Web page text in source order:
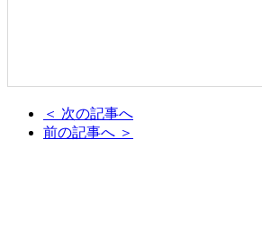
＜ 次の記事へ
前の記事へ ＞